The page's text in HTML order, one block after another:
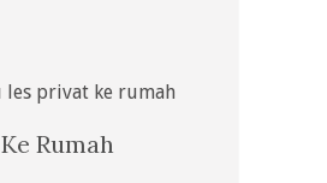
Ke Rumah